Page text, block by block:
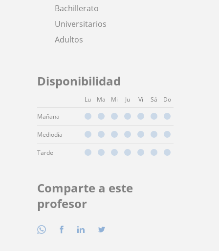
Bachillerato
Universitarios
Adultos
Disponibilidad
Lu Ma Mi Ju Vi Sá Do
Mañana
Mediodía
Tarde
Comparte a este
profesor